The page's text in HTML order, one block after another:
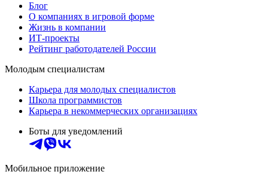
Блог
О компаниях в игровой форме
Жизнь в компании
ИТ-проекты
Рейтинг работодателей России
Молодым специалистам
Карьера для молодых специалистов
Школа программистов
Карьера в некоммерческих организациях
Боты для уведомлений
Мобильное приложение